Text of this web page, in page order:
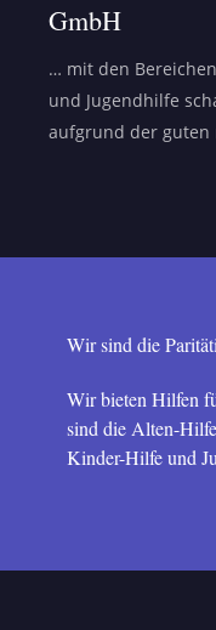
GmbH
… mit den
und Jugendhilfe
aufgrund der guten
Wir sind die
Wir bieten Hilfen
sind die Alten-
Kinder-Hilfe und